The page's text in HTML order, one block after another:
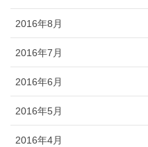
2016年8月
2016年7月
2016年6月
2016年5月
2016年4月